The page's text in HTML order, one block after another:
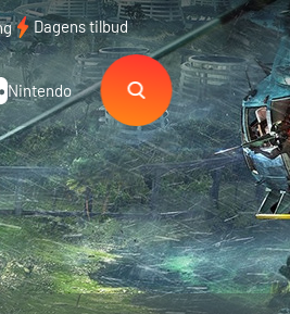
Dagens tilbud
Nintendo